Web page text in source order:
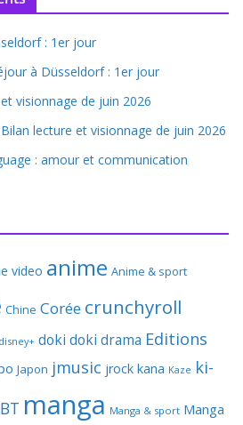
: 1er jour
à Düsseldorf : 1er jour
visionnage de juin 2026
Bilan lecture et visionnage de juin 2026
: amour et communication
video anime Anime & sport
Chine Corée crunchyroll
disney+ doki doki drama Editions
Japon jmusic jrock kana Kaze ki-
manga Manga & sport Manga